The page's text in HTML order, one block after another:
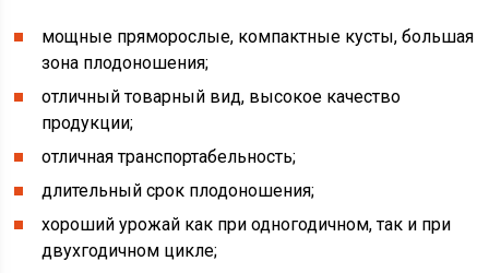
мощные пряморослые, компактные кусты, большая
зона плодоношения;
отличный товарный вид, высокое качество
продукции;
отличная транспортабельность;
длительный срок плодоношения;
хороший урожай как при одногодичном, так и при
двухгодичном цикле;